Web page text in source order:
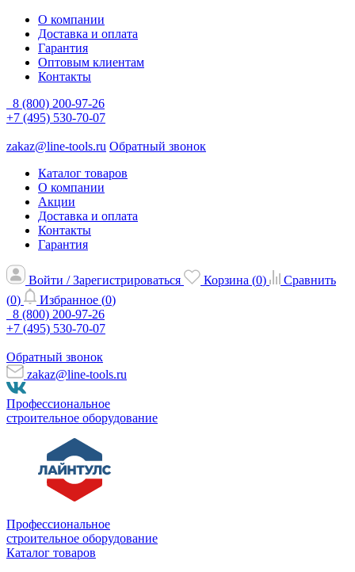
О компании
Доставка и оплата
Гарантия
Оптовым клиентам
Контакты
8 (800) 200-97-26
+7 (495) 530-70-07
zakaz@line-tools.ru Обратный звонок
Каталог товаров
О компании
Акции
Доставка и оплата
Контакты
Гарантия
Войти / Зарегистрироваться Корзина (0)
Сравнить
(0) Избранное (0)
8 (800) 200-97-26
+7 (495) 530-70-07
Обратный звонок
zakaz@line-tools.ru
Профессиональное
строительное оборудование
Профессиональное
строительное оборудование
Каталог товаров